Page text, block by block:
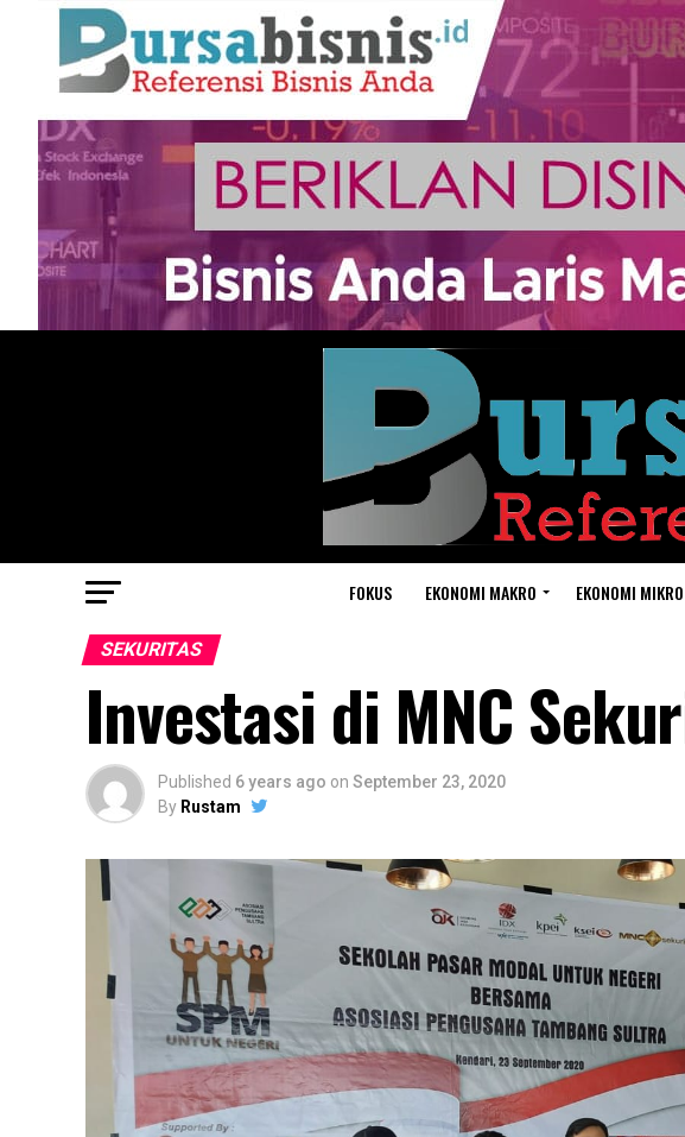
FOKUS EKONOMI MAKRO EKONOMI MIKRO
SEKURITAS
Investasi di MNC
Published 6 years ago on September 23, 2020
By Rustam